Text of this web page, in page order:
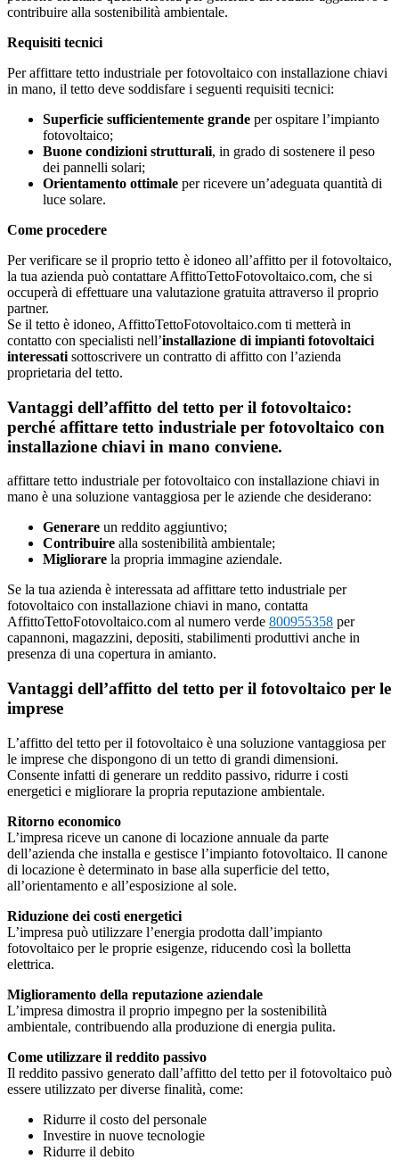
contribuire alla sostenibilità ambientale.
Requisiti tecnici
Per affittare tetto industriale per fotovoltaico con installazione chiavi
in mano, il tetto deve soddisfare i seguenti requisiti tecnici:
Superficie sufficientemente grande per ospitare l’impianto
fotovoltaico;
Buone condizioni strutturali, in grado di sostenere il peso
dei pannelli solari;
Orientamento ottimale per ricevere un’adeguata quantità di
luce solare.
Come procedere
Per verificare se il proprio tetto è idoneo all’affitto per il fotovoltaico,
la tua azienda può contattare AffittoTettoFotovoltaico.com, che si
occuperà di effettuare una valutazione gratuita attraverso il proprio
partner.
Se il tetto è idoneo, AffittoTettoFotovoltaico.com ti metterà in
contatto con specialisti nell’installazione di impianti fotovoltaici
interessati sottoscrivere un contratto di affitto con l’azienda
proprietaria del tetto.
Vantaggi dell’affitto del tetto per il fotovoltaico:
perché affittare tetto industriale per fotovoltaico con
installazione chiavi in mano conviene.
affittare tetto industriale per fotovoltaico con installazione chiavi in
mano è una soluzione vantaggiosa per le aziende che desiderano:
Generare un reddito aggiuntivo;
Contribuire alla sostenibilità ambientale;
Migliorare la propria immagine aziendale.
Se la tua azienda è interessata ad affittare tetto industriale per
fotovoltaico con installazione chiavi in mano, contatta
AffittoTettoFotovoltaico.com al numero verde 800955358 per
capannoni, magazzini, depositi, stabilimenti produttivi anche in
presenza di una copertura in amianto.
Vantaggi dell’affitto del tetto per il fotovoltaico per le
imprese
L’affitto del tetto per il fotovoltaico è una soluzione vantaggiosa per
le imprese che dispongono di un tetto di grandi dimensioni.
Consente infatti di generare un reddito passivo, ridurre i costi
energetici e migliorare la propria reputazione ambientale.
Ritorno economico
L’impresa riceve un canone di locazione annuale da parte
dell’azienda che installa e gestisce l’impianto fotovoltaico. Il canone
di locazione è determinato in base alla superficie del tetto,
all’orientamento e all’esposizione al sole.
Riduzione dei costi energetici
L’impresa può utilizzare l’energia prodotta dall’impianto
fotovoltaico per le proprie esigenze, riducendo così la bolletta
elettrica.
Miglioramento della reputazione aziendale
L’impresa dimostra il proprio impegno per la sostenibilità
ambientale, contribuendo alla produzione di energia pulita.
Come utilizzare il reddito passivo
Il reddito passivo generato dall’affitto del tetto per il fotovoltaico può
essere utilizzato per diverse finalità, come:
Ridurre il costo del personale
Investire in nuove tecnologie
Ridurre il debito